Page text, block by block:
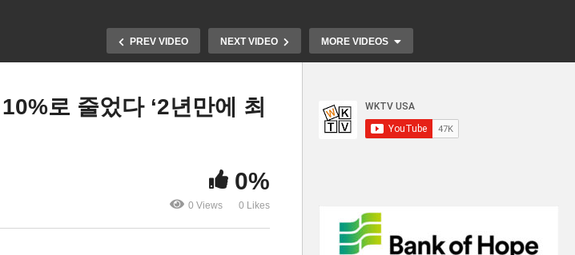
PREV VIDEO NEXT VIDEO MORE VIDEOS
로 줄었다 ‘2년만에 최
0%
0 Views 0 Likes